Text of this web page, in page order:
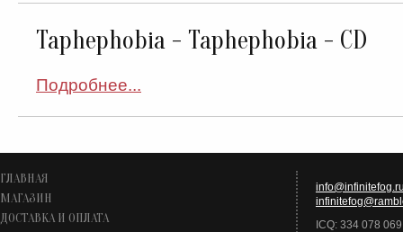
Taphephobia - Taphephobia - CD
Подробнее...
ГЛАВНАЯ
МАГАЗИН
ДОСТАВКА И ОПЛАТА
ICQ: 334 078 069